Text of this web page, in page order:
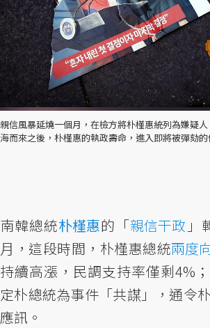
親信風暴延燒一個月，在檢方將朴槿惠統列為嫌疑
海而來之後，朴槿惠的執政壽命，進入即將被彈劾
南韓總統朴槿惠的「親信干政 」
月，這段時間，朴槿惠總統兩度
持續高漲，民調支持率僅剩4%
定朴總統為事件「共謀」，通令
應訊。